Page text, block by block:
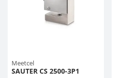
Meetcel
SAUTER CS 2500-3P1